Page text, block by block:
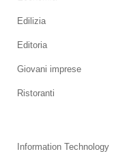
Edilizia
Editoria
Giovani imprese
Ristoranti
Information Technology